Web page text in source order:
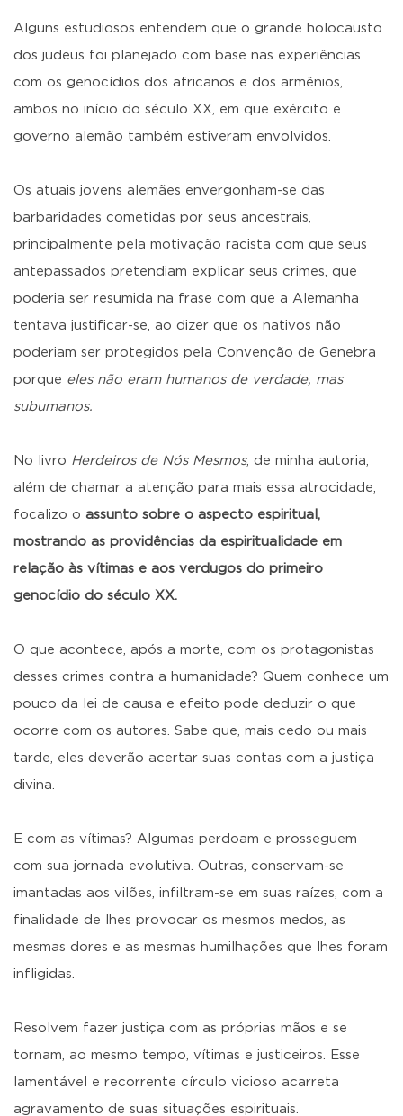
Alguns estudiosos entendem que o grande holocausto
dos judeus foi planejado com base nas experiências
com os genocídios dos africanos e dos armênios,
ambos no início do século XX, em que exército e
governo alemão também estiveram envolvidos.
Os atuais jovens alemães envergonham-se das
barbaridades cometidas por seus ancestrais,
principalmente pela motivação racista com que seus
antepassados pretendiam explicar seus crimes, que
poderia ser resumida na frase com que a Alemanha
tentava justificar-se, ao dizer que os nativos não
poderiam ser protegidos pela Convenção de Genebra
porque eles não eram humanos de verdade, mas
subumanos.
No livro Herdeiros de Nós Mesmos, de minha autoria,
além de chamar a atenção para mais essa atrocidade,
focalizo o assunto sobre o aspecto espiritual,
mostrando as providências da espiritualidade em
relação às vítimas e aos verdugos do primeiro
genocídio do século XX.
O que acontece, após a morte, com os protagonistas
desses crimes contra a humanidade? Quem conhece um
pouco da lei de causa e efeito pode deduzir o que
ocorre com os autores. Sabe que, mais cedo ou mais
tarde, eles deverão acertar suas contas com a justiça
divina.
E com as vítimas? Algumas perdoam e prosseguem
com sua jornada evolutiva. Outras, conservam-se
imantadas aos vilões, infiltram-se em suas raízes, com a
finalidade de lhes provocar os mesmos medos, as
mesmas dores e as mesmas humilhações que lhes foram
infligidas.
Resolvem fazer justiça com as próprias mãos e se
tornam, ao mesmo tempo, vítimas e justiceiros. Esse
lamentável e recorrente círculo vicioso acarreta
agravamento de suas situações espirituais.